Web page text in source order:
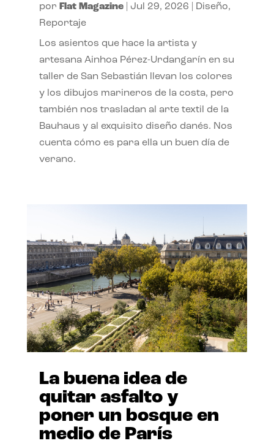
por Flat Magazine| Jul 29, 2026 Diseño,
Reportaje
Los asientos que hace la artista y
artesana Ainhoa Pérez-Urdangarín en su
taller de San Sebastián llevan los colores
y los dibujos marineros de la costa, pero
también nos trasladan al arte textil de la
Bauhaus y al exquisito diseño danés. Nos
cuenta cómo es para ella un buen día de
verano.
La buena idea de
quitar asfalto y
poner un bosque en
medio de París